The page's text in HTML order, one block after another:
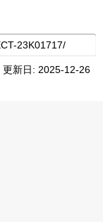
新日: 2025-12-26